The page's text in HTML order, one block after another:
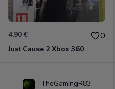
4.90 € 0
Just Cause 2 Xbox 360
TheGamingR83